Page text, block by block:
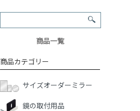
商品一覧
商品カテゴリー
サイズオーダーミラー
鏡の取付用品